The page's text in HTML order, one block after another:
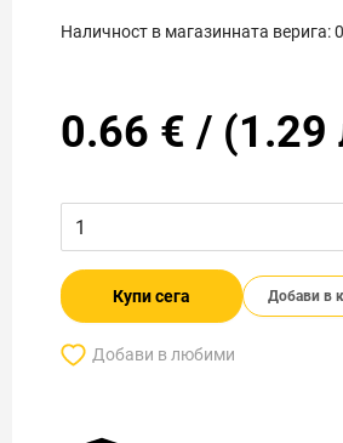
Наличност в магазинната верига:0
0.66 € / (1.29
Купи сега Добави в
Добави в любими